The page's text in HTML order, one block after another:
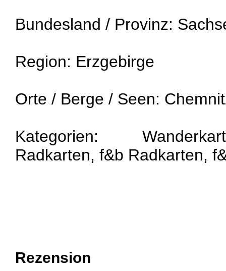
Bundesland / Provinz:
Region: Erzgebirge
Orte / Berge / Seen:
Kategorien:
Radkarten, f&b Radkarten,
Rezension